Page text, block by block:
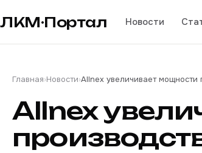
ЛКМ·Портал Новости
Главная›Новости›Allnex увеличивает мощности
Allnex